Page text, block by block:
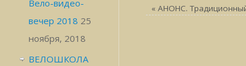
«АНОНС.
Вело-видео-
вечер 2018 25
ноября, 2018
ВЕЛОШКОЛА